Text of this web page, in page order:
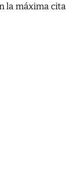
la máxima cita